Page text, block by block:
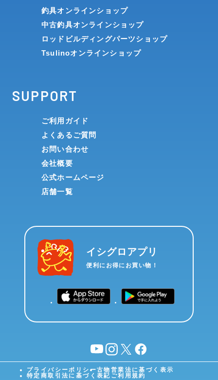
釣具オンラインショップ
中古釣具オンラインショップ
ロッドビルディングパーツショップ
Tsulinoオンラインショップ
SUPPORT
ご利用ガイド
よくあるご質問
お問い合わせ
会社概要
公式ホームページ
店舗一覧
イシグロアプリ
便利にお得にお買い物！
YouTubeinstagram
X facebook
プライバシーポリシー古物営業法に基づく表示
特定商取引法に基づく表記 ご利用規約